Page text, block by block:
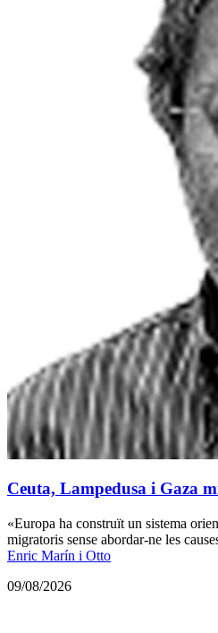
Ceuta, Lampedusa i Gaza
«Europa ha construït un sistema
migratoris sense abordar-ne les
Enric Marín i Otto
09/08/2026